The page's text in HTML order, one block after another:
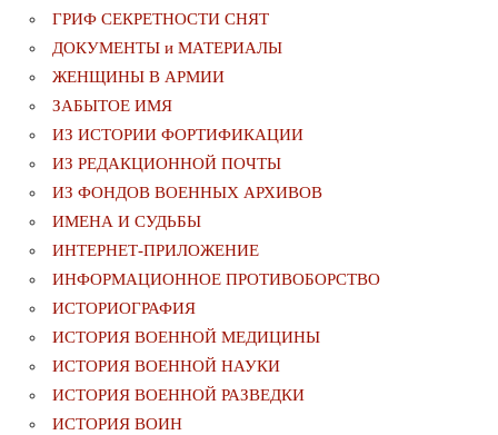
ГРИФ СЕКРЕТНОСТИ СНЯТ
ДОКУМЕНТЫ и МАТЕРИАЛЫ
ЖЕНЩИНЫ В АРМИИ
ЗАБЫТОЕ ИМЯ
ИЗ ИСТОРИИ ФОРТИФИКАЦИИ
ИЗ РЕДАКЦИОННОЙ ПОЧТЫ
ИЗ ФОНДОВ ВОЕННЫХ АРХИВОВ
ИМЕНА И СУДЬБЫ
ИНТЕРНЕТ-ПРИЛОЖЕНИЕ
ИНФОРМАЦИОННОЕ ПРОТИВОБОРСТВО
ИСТОРИОГРАФИЯ
ИСТОРИЯ ВОЕННОЙ МЕДИЦИНЫ
ИСТОРИЯ ВОЕННОЙ НАУКИ
ИСТОРИЯ ВОЕННОЙ РАЗВЕДКИ
ИСТОРИЯ ВОИН